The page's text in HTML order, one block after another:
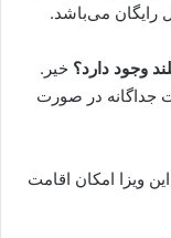
وجود دارد؟ خیر.
جداگانه در صورت
این ویزا امکان اقامت